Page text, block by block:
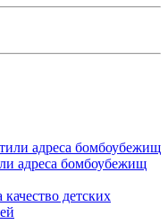
адреса бомбоубежищ